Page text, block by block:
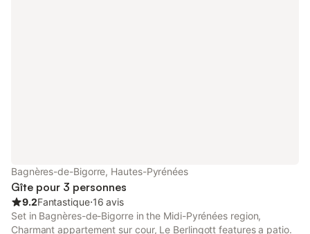
Bagnères-de-Bigorre, Hautes-Pyrénées
Gîte pour 3 personnes
9.2Fantastique⋅16 avis
Set in Bagnères-de-Bigorre in the Midi-Pyrénées region,
Charmant appartement sur cour, Le Berlingott features a patio.